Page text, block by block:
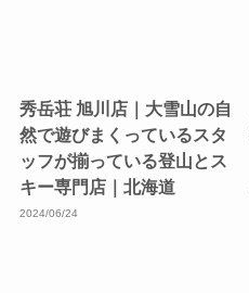
秀岳荘 旭川店｜大雪山の自
然で遊びまくっているスタ
ッフが揃っている登山とス
キー専門店｜北海道
2024/06/24